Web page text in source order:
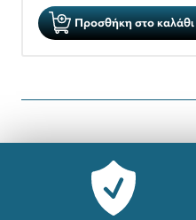
Προσθήκη στο καλάθι